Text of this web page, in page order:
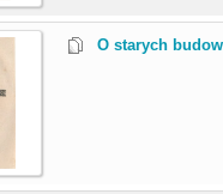
O starych